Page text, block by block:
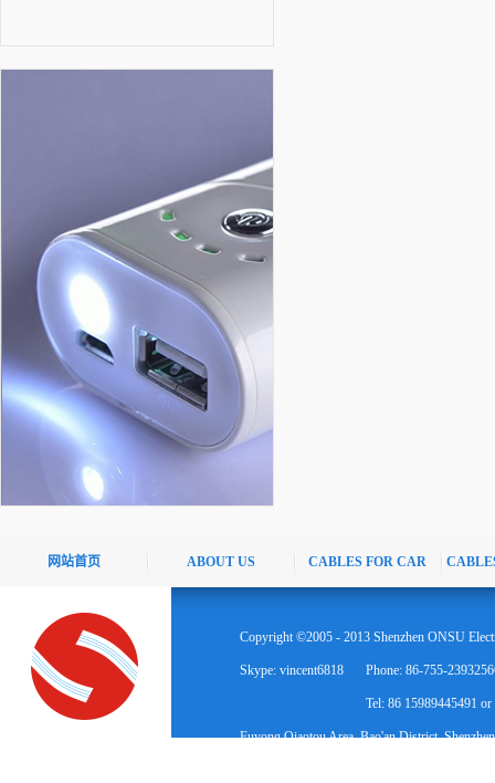
网站首页 ABOUT US CABLES FOR CAR
Skype: vincent6818 Phone: 86-755-
Tel: 86 15989445491
Fuyong Qiaotou Area, Bao'an District,
Copyright ©2005 - 2013 Shenzhen ONSU